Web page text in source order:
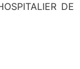
DE